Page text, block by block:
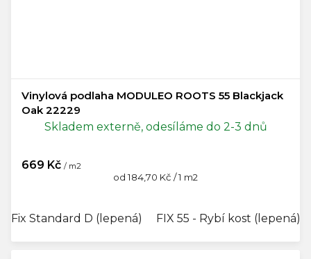
Vinylová podlaha MODULEO ROOTS 55 Blackjack
Oak 22229
Skladem externě, odesíláme do 2-3 dnů
669 Kč / m2
Měrná
od 184,70 Kč / 1 m2
Fix Standard D (lepená) FIX 55 - Rybí kost (lepená)